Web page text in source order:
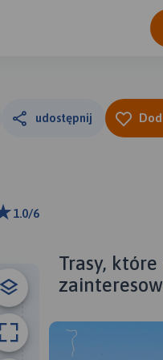
udostępnij
1.0/6
Trasy, które